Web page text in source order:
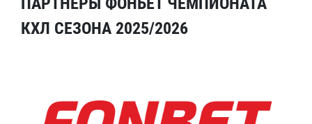
КХЛ СЕЗОНА 2025/2026